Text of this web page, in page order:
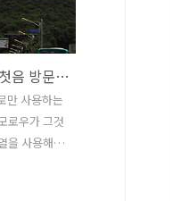
벌어집니
고 또 복구
. 이 때문에
입니다.
지가 있는데
생산된 전력
낮춰서 일
그린투모로우 방문기 첫음 방문 첫느낌
만 사용하는
로우가 그것
을 사용해서